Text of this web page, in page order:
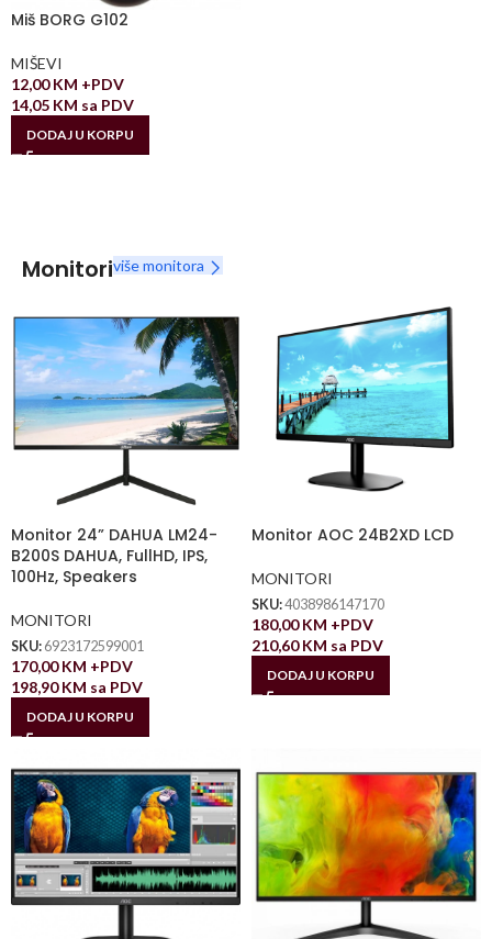
Miš BORG G102
MIŠEVI
12,00KM +PDV
14,05 KM sa PDV
DODAJ U KORPU
Monitoriviše monitora
Monitor 24” DAHUA LM24-
B200S DAHUA, FullHD, IPS,
100Hz, Speakers
MONITORI
SKU: 6923172599001
170,00KM +PDV
198,90KM sa PDV
DODAJ U KORPU
Monitor AOC 24B2XD LCD
MONITORI
SKU:4038986147170
180,00KM +PDV
210,60KM sa PDV
DODAJ U KORPU